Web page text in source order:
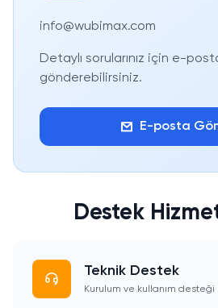
info@wubimax.com
Detaylı sorularınız için e-
gönderebilirsiniz.
E-posta
Destek
Teknik Destek
Kurulum ve kullanım desteği